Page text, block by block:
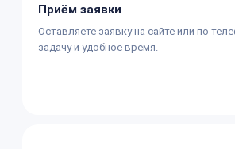
Приём заявки
Оставляете заявку на сайте или по
задачу и удобное время.